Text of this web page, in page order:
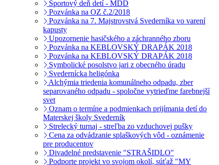
Športový deň detí - MDD
Pozvánka na OZ č.2/2018
Pozvánka na 7. Majstrovstvá Svederníka vo varení
kapusty
Upozornenie hasičského a záchranného zboru
Pozvánka na KEBLOVSKÝ DRAPÁK 2018
Pozvánka na KEBLOVSKÝ DRAPÁK 2018
Symbolické posolstvo jari z obecného úradu
Svedernícka heligónka
Alchýmia triedenia komunálneho odpadu, zber
separovaného odpadu - spoločne vytrieďme farebnejší
svet
Oznam o termíne a podmienkach prijímania detí do
Materskej školy Svederník
Strelecký turnaj - streľba zo vzduchovej pušky
Cena za odvádzanie splaškových vôd - oznámenie
pre producentov
Divadelné predstavenie "STRAŠIDLO"
Podporte projekt vo svojom okolí, súťaž "MY